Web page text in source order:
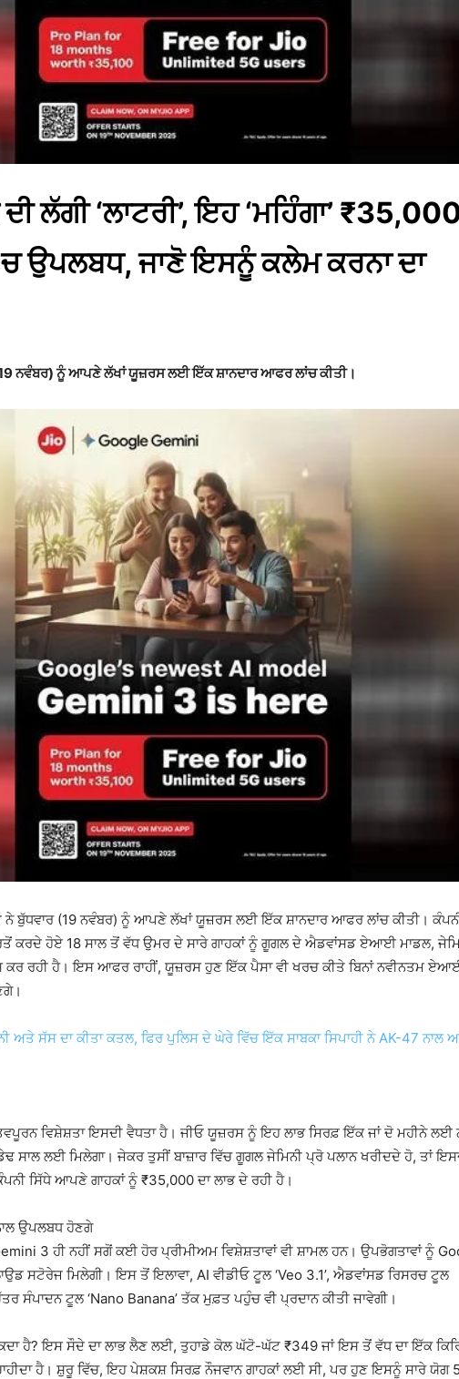
ਲੱਗੀ ‘ਲਾਟਰੀ’, ਇਹ ‘ਮਹਿੰਗਾ’
ਉਪਲਬਧ, ਜਾਣੋ ਇਸਨੂੰ ਕਲੇਮ ਕਰਨਾ ਦਾ
ਨਵੰਬਰ) ਨੂੰ ਆਪਣੇ ਲੱਖਾਂ ਯੂਜ਼ਰਸ ਲਈ ਇੱਕ ਸ਼ਾਨਦਾਰ ਆਫਰ ਲਾਂਚ ਕੀਤੀ।
ਨੇ ਬੁੱਧਵਾਰ (19 ਨਵੰਬਰ) ਨੂੰ ਆਪਣੇ ਲੱਖਾਂ ਯੂਜ਼ਰਸ ਲਈ ਇੱਕ ਸ਼ਾਨਦਾਰ ਆਫਰ ਲਾਂਚ ਕੀਤੀ।
ਕਰਦੇ ਹੋਏ 18 ਸਾਲ ਤੋਂ ਵੱਧ ਉਮਰ ਦੇ ਸਾਰੇ ਗਾਹਕਾਂ ਨੂੰ ਗੂਗਲ ਦੇ ਐਡਵਾਂਸਡ ਏਆਈ ਮਾਡਲ,
ਰਹੀ ਹੈ। ਇਸ ਆਫਰ ਰਾਹੀਂ, ਯੂਜ਼ਰਸ ਹੁਣ ਇੱਕ ਪੈਸਾ ਵੀ ਖਰਚ ਕੀਤੇ ਬਿਨਾਂ ਨਵੀਨਤਮ
ਅਤੇ ਸੱਸ ਦਾ ਕੀਤਾ ਕਤਲ, ਫਿਰ ਪੁਲਿਸ ਦੇ ਘੇਰੇ ਵਿੱਚ ਇੱਕ ਸਾਬਕਾ ਸਿਪਾਹੀ ਨੇ AK-47 ਨਾਲ
ਵਿਸ਼ੇਸ਼ਤਾ ਇਸਦੀ ਵੈਧਤਾ ਹੈ। ਜੀਓ ਯੂਜ਼ਰਸ ਨੂੰ ਇਹ ਲਾਭ ਸਿਰਫ਼ ਇੱਕ ਜਾਂ ਦੋ ਮਹੀਨੇ ਲਈ
ਸਾਲ ਲਈ ਮਿਲੇਗਾ। ਜੇਕਰ ਤੁਸੀਂ ਬਾਜ਼ਾਰ ਵਿੱਚ ਗੂਗਲ ਜੇਮਿਨੀ ਪ੍ਰੋ ਪਲਾਨ ਖਰੀਦਦੇ ਹੋ, ਤਾਂ
ਸਿੱਧੇ ਆਪਣੇ ਗਾਹਕਾਂ ਨੂੰ ₹35,000 ਦਾ ਲਾਭ ਦੇ ਰਹੀ ਹੈ।
ਉਪਲਬਧ ਹੋਣਗੇ
3 ਹੀ ਨਹੀਂ ਸਗੋਂ ਕਈ ਹੋਰ ਪ੍ਰੀਮੀਅਮ ਵਿਸ਼ੇਸ਼ਤਾਵਾਂ ਵੀ ਸ਼ਾਮਲ ਹਨ। ਉਪਭੋਗਤਾਵਾਂ ਨੂੰ
ਸਟੋਰੇਜ ਮਿਲੇਗੀ। ਇਸ ਤੋਂ ਇਲਾਵਾ, AI ਵੀਡੀਓ ਟੂਲ ‘Veo 3.1’, ਐਡਵਾਂਸਡ ਰਿਸਰਚ ਟੂਲ
ਸੰਪਾਦਨ ਟੂਲ ‘Nano Banana’ ਤੱਕ ਮੁਫ਼ਤ ਪਹੁੰਚ ਵੀ ਪ੍ਰਦਾਨ ਕੀਤੀ ਜਾਵੇਗੀ।
ਹੈ? ਇਸ ਸੌਦੇ ਦਾ ਲਾਭ ਲੈਣ ਲਈ, ਤੁਹਾਡੇ ਕੋਲ ਘੱਟੋ-ਘੱਟ ₹349 ਜਾਂ ਇਸ ਤੋਂ ਵੱਧ ਦਾ ਇੱਕ
ਹੈ। ਸ਼ੁਰੂ ਵਿੱਚ, ਇਹ ਪੇਸ਼ਕਸ਼ ਸਿਰਫ਼ ਨੌਜਵਾਨ ਗਾਹਕਾਂ ਲਈ ਸੀ, ਪਰ ਹੁਣ ਇਸਨੂੰ ਸਾਰੇ ਯੋਗ